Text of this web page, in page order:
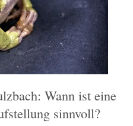
Wann ist eine
sinnvoll?